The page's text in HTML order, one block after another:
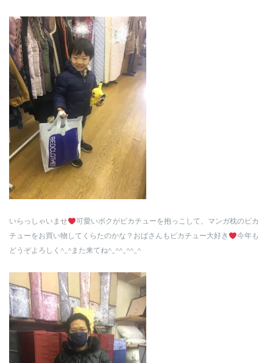
いらっしゃいませ
可愛いボクがピカチューを抱っこして、マンガ枕のピカ
チューをお買い物してくらたのかな？おばさんもピカチュー大好き
今年も
どうぞよろしく^_^また来てね^_^^_^^_^